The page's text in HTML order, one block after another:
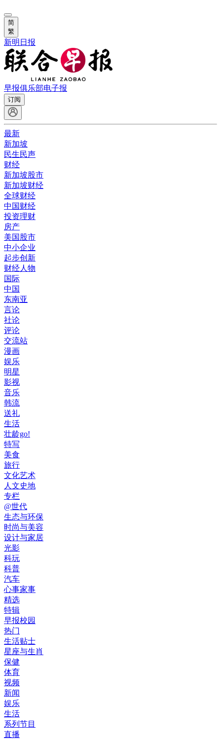
简
繁
新明日报
早报俱乐部电子报
订阅
最新
新加坡
民生民声
财经
新加坡股市
新加坡财经
全球财经
中国财经
投资理财
房产
美国股市
中小企业
起步创新
财经人物
国际
中国
东南亚
言论
社论
评论
交流站
漫画
娱乐
明星
影视
音乐
韩流
送礼
生活
壮龄go!
特写
美食
旅行
文化艺术
人文史地
专栏
@世代
生态与环保
时尚与美容
设计与家居
光影
科玩
科普
汽车
心事家事
精选
特辑
早报校园
热门
生活贴士
星座与生肖
保健
体育
视频
新闻
娱乐
生活
系列节目
直播